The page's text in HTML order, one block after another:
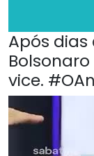
Após dias
vice.